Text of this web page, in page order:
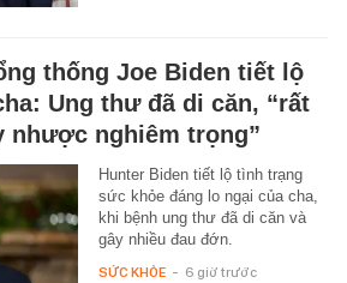
thống Joe Biden tiết lộ
Ung thư đã di căn, “rất
nhược nghiêm trọng”
Hunter Biden tiết lộ tình trạng
sức khỏe đáng lo ngại của cha,
khi bệnh ung thư đã di căn và
gây nhiều đau đớn.
SỨC KHỎE - 6 giờ trước